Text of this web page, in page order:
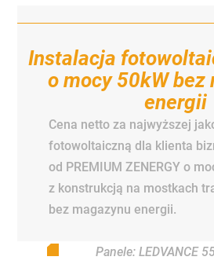
Instalacja
o mocy 50kW bez
energii
Cena netto za najwyższej
fotowoltaiczną dla klienta
od PREMIUM ZENERGY o
z konstrukcją na mostkach
bez magazynu energii.
Panele: LEDVANCE